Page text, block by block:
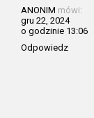
ANONIM mówi:
gru 22, 2024
o godzinie 13:06
Odpowiedz